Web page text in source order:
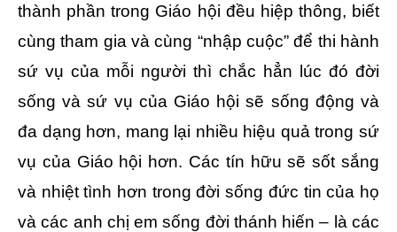
thành phần trong Giáo hội đều hiệp thông, biết
cùng tham gia và cùng “nhập cuộc” để thi hành
sứ vụ của mỗi người thì chắc hẳn lúc đó đời
sống và sứ vụ của Giáo hội sẽ sống động và
đa dạng hơn, mang lại nhiều hiệu quả trong sứ
vụ của Giáo hội hơn. Các tín hữu sẽ sốt sắng
và nhiệt tình hơn trong đời sống đức tin của họ
và các anh chị em sống đời thánh hiến – là các